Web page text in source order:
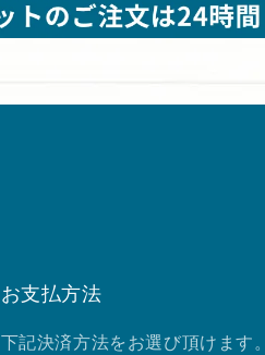
お支払方法
下記決済方法をお選び頂けます。